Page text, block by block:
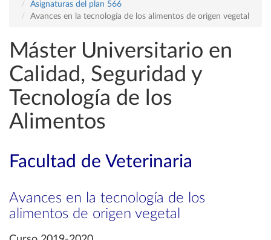
Asignaturas del plan 566
Avances en la tecnología de los alimentos de origen vegetal
Máster Universitario en
Calidad, Seguridad y
Tecnología de los
Alimentos
Facultad de Veterinaria
Avances en la tecnología de los
alimentos de origen vegetal